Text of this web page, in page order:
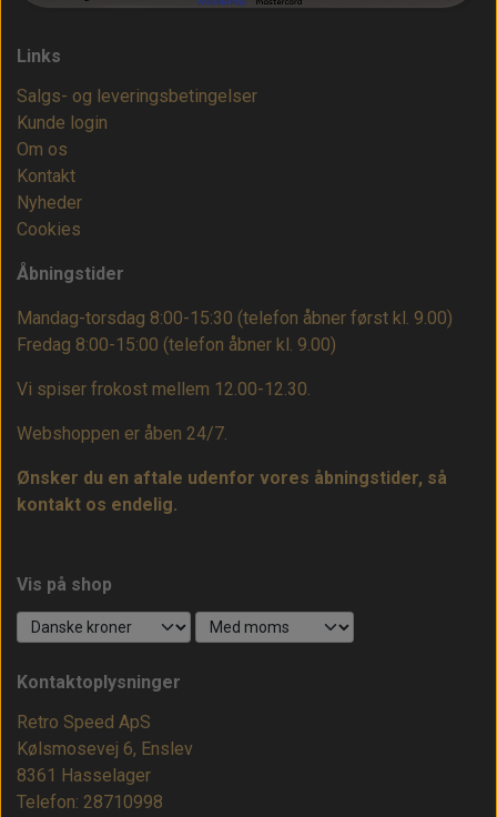
Links
Salgs- og leveringsbetingelser
Kunde login
Om os
Kontakt
Nyheder
Cookies
Åbningstider
Mandag-torsdag 8:00-15:30 (telefon åbner først kl. 9.00)
Fredag 8:00-15:00 (telefon åbner kl. 9.00)
Vi spiser frokost mellem 12.00-12.30.
Webshoppen er åben 24/7.
Ønsker du en aftale udenfor vores åbningstider, så
kontakt os endelig.
Vis på shop
Kontaktoplysninger
Retro Speed ApS
Kølsmosevej 6, Enslev
8361 Hasselager
Telefon: 28710998